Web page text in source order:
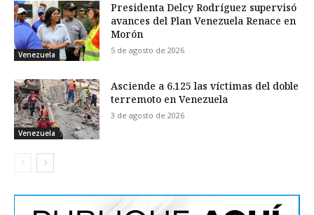
Venezuela
Presidenta Delcy Rodríguez supervisó
avances del Plan Venezuela Renace en
Morón
5 de agosto de 2026
Venezuela
Asciende a 6.125 las víctimas del doble
terremoto en Venezuela
3 de agosto de 2026